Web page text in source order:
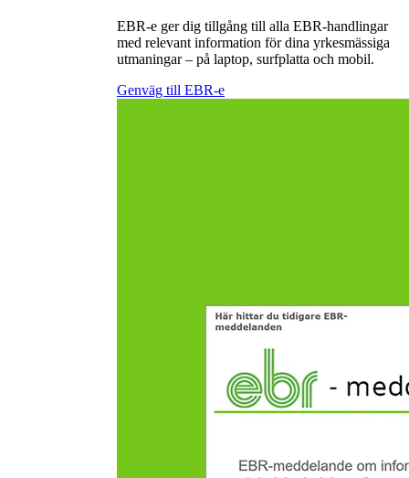
EBR-e ger dig tillgång till alla EBR-handlingar
med relevant information för dina yrkesmässiga
utmaningar – på laptop, surfplatta och mobil.
Genväg till EBR-e